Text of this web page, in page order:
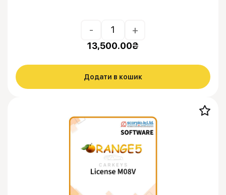
- +
13,500.00₴
Додати в кошик